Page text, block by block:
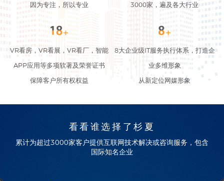
因为专注，所以专业
3000家，遍及各大行业
VR看房，VR看展，VR看厂，智能
APP应用等多项软著及荣誉证书
保障客户所有权权益
8大企业级IT服务执行体系，打造企
业多维形象
从新定位网媒形象
看看谁选择了杉夏
累计为超过3000家客户提供互联网技术解决或咨询服务，包含
国际知名企业